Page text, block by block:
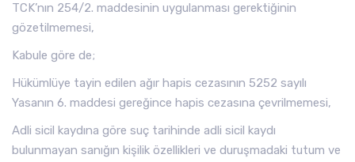
TCK’nın 254/2. maddesinin uygulanması gerektiğinin
gözetilmemesi,
Kabule göre de;
Hükümlüye tayin edilen ağır hapis cezasının 5252 sayılı
Yasanın 6. maddesi gereğince hapis cezasına çevrilmemesi,
Adli sicil kaydına göre suç tarihinde adli sicil kaydı
bulunmayan sanığın kişilik özellikleri ve duruşmadaki tutum ve